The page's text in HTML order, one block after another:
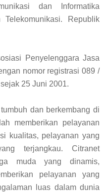
dan Informatika
Republik
Penyelenggara Jasa
nomor registrasi 089 /
25 Juni 2001.
dan berkembang di
memberikan pelayanan
kualitas, pelayanan yang
terjangkau. Citranet
muda yang dinamis,
pelayanan yang
luas dalam dunia